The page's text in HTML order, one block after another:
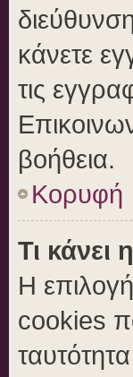
κάνετε
τις
βοήθεια.
Κορυφή
Τι
Η
cookies